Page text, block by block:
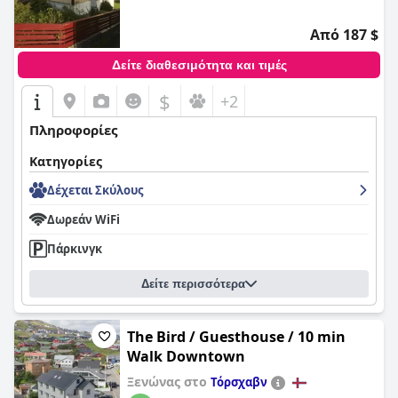
Από 187 $
Δείτε διαθεσιμότητα και τιμές
$ +2
Πληροφορίες
Κατηγορίες
Δέχεται Σκύλους
Δωρεάν WiFi
Πάρκινγκ
Δείτε περισσότερα
The Bird / Guesthouse / 10 min
Walk Downtown
Ξενώνας στο Τόρσχαβν